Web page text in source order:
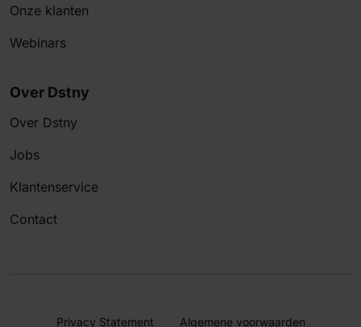
Onze klanten
Webinars
Over Dstny
Over Dstny
Jobs
Klantenservice
Contact
Privacy Statement Algemene voorwaarden